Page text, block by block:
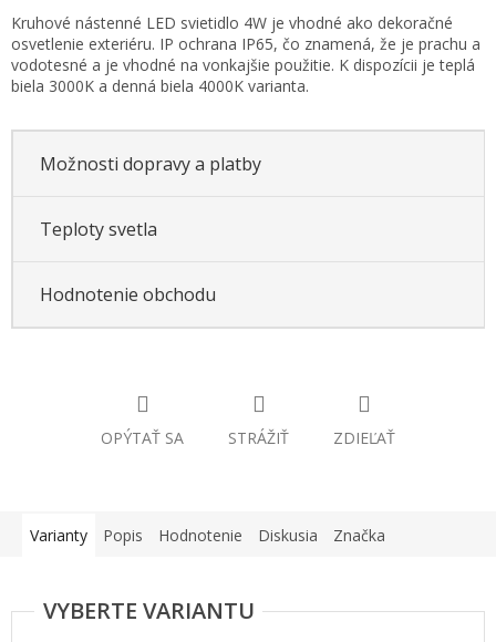
Jednotková
cena:
Kruhové nástenné LED svietidlo 4W je vhodné ako dekoračné
osvetlenie exteriéru. IP ochrana IP65, čo znamená, že je prachu a
vodotesné a je vhodné na vonkajšie použitie. K dispozícii je teplá
biela 3000K a denná biela 4000K varianta.
Možnosti dopravy a platby
Teploty svetla
Hodnotenie obchodu
OPÝTAŤ SA STRÁŽIŤ ZDIEĽAŤ
Varianty Popis Hodnotenie Diskusia Značka